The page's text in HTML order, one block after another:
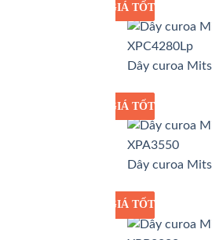
GIÁ SỈ
GIÁ TỐT
Dây curoa
GIÁ SỈ
GIÁ TỐT
Dây curoa
GIÁ SỈ
GIÁ TỐT